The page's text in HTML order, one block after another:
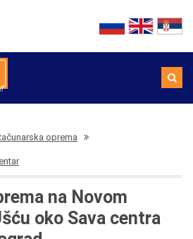
oprema
na Novom
oko Sava centra